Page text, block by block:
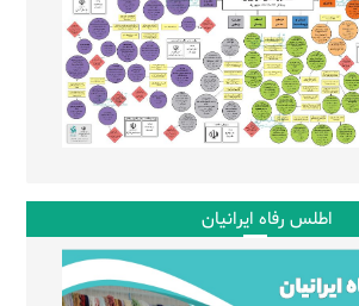
اطلس رفاه ایرانیان